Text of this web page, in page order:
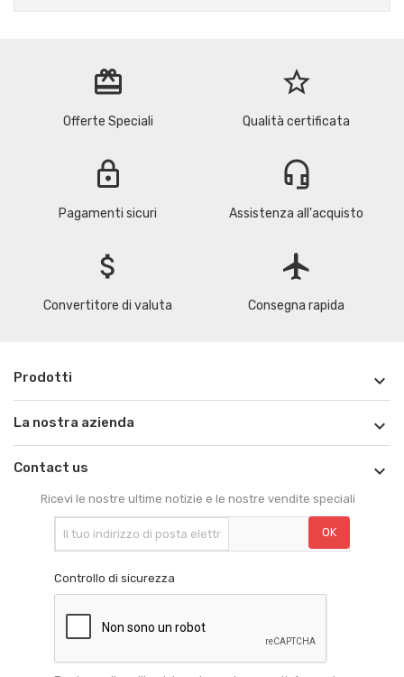
redeem
Offerte Speciali
star_border
Qualità certificata
lock
Pagamenti sicuri
headset_mic
Assistenza all'acquisto
attach_money
Convertitore di valuta
flight
Consegna rapida
Prodotti 
La nostra azienda 
Contact us 
Ricevi le nostre ultime notizie e le nostre vendite speciali
Controllo di sicurezza